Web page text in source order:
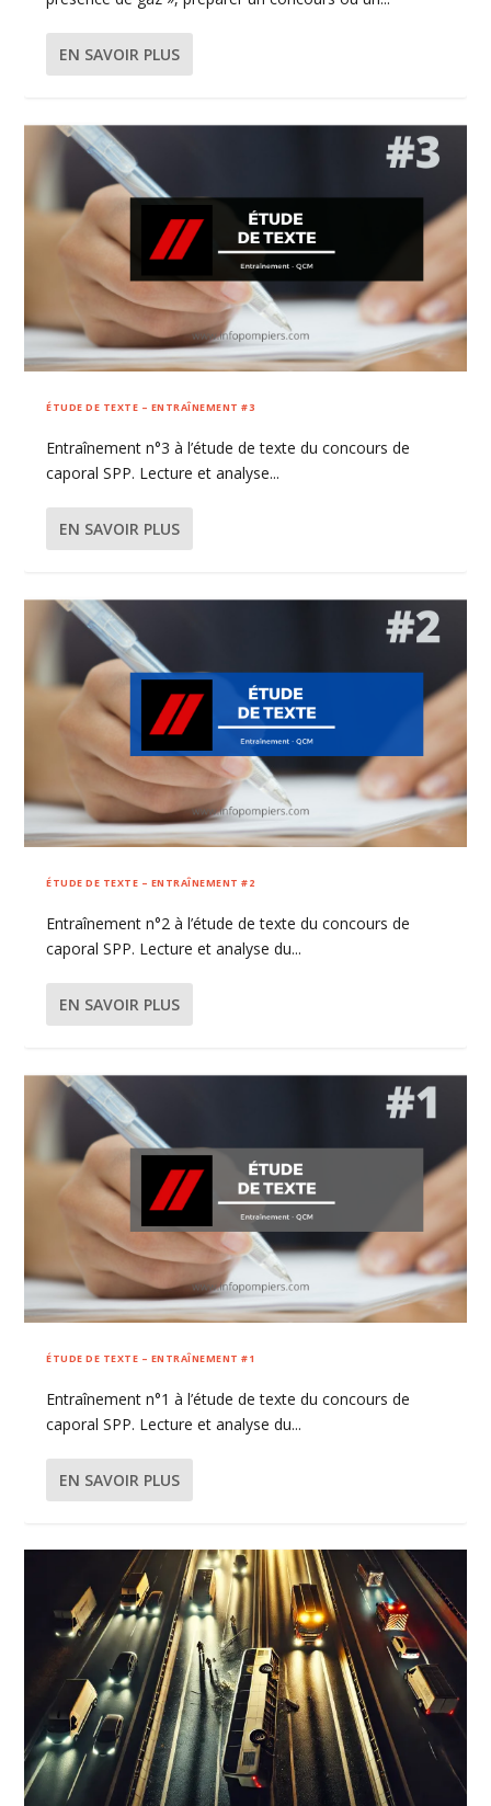
EN SAVOIR PLUS
ÉTUDE DE TEXTE – ENTRAÎNEMENT #3
Entraînement n°3 à l’étude de texte du concours de
caporal SPP. Lecture et analyse...
EN SAVOIR PLUS
ÉTUDE DE TEXTE – ENTRAÎNEMENT #2
Entraînement n°2 à l’étude de texte du concours de
caporal SPP. Lecture et analyse du...
EN SAVOIR PLUS
ÉTUDE DE TEXTE – ENTRAÎNEMENT #1
Entraînement n°1 à l’étude de texte du concours de
caporal SPP. Lecture et analyse du...
EN SAVOIR PLUS